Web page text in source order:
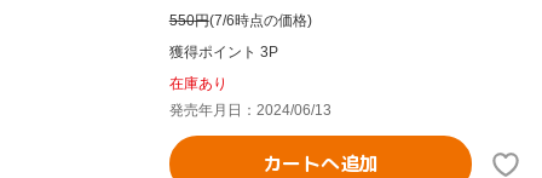
550円(7/6時点の価格)
獲得ポイント 3P
在庫あり
発売年月日：2024/06/13
カートへ追加